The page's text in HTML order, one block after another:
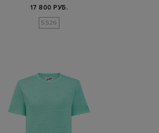
17 800 РУБ.
SS26